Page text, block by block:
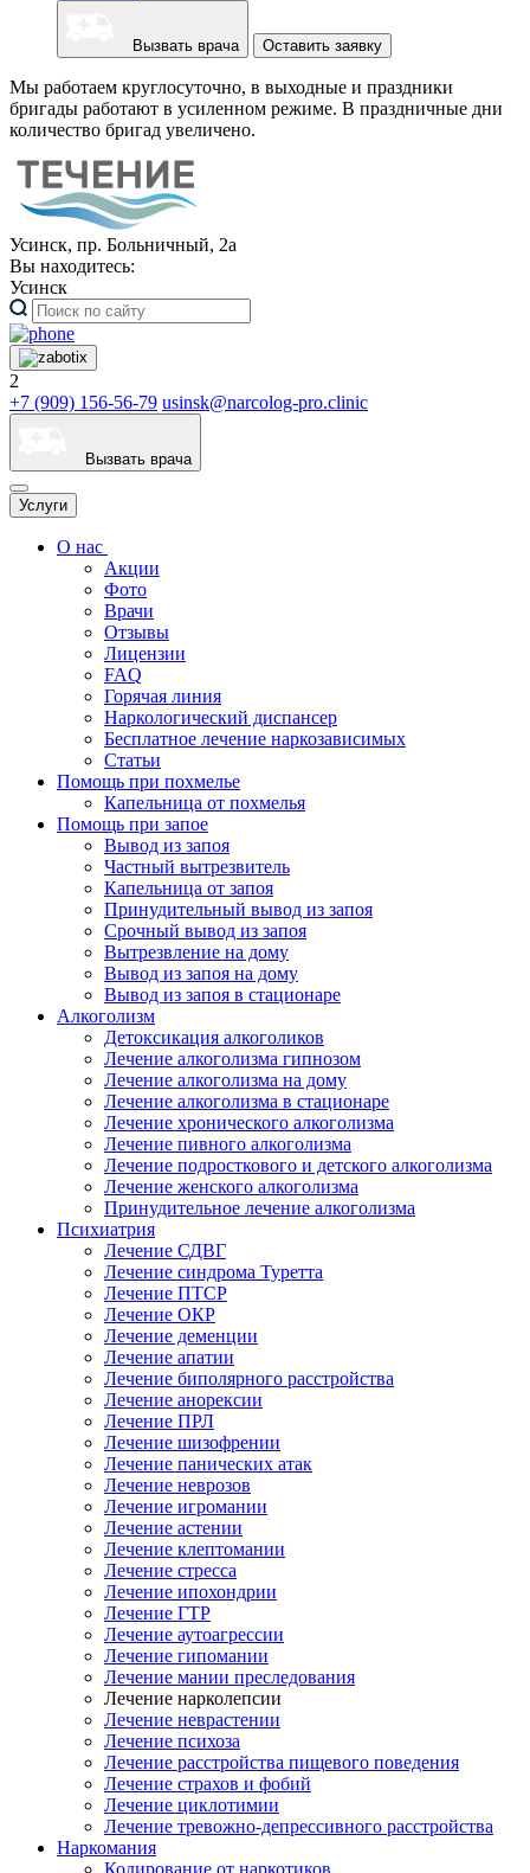
Вызвать врача Оставить заявку
Мы работаем круглосуточно, в выходные и праздники
бригады работают в усиленном режиме. В праздничные дни
количество бригад увеличено.
Усинск, пр. Больничный, 2а
Вы находитесь:
Усинск
2
+7 (909) 156-56-79 usinsk@narcolog-pro.clinic
Вызвать врача
Услуги
О нас
Акции
Фото
Врачи
Отзывы
Лицензии
FAQ
Горячая линия
Наркологический диспансер
Бесплатное лечение наркозависимых
Статьи
Помощь при похмелье
Капельница от похмелья
Помощь при запое
Вывод из запоя
Частный вытрезвитель
Капельница от запоя
Принудительный вывод из запоя
Срочный вывод из запоя
Вытрезвление на дому
Вывод из запоя на дому
Вывод из запоя в стационаре
Алкоголизм
Детоксикация алкоголиков
Лечение алкоголизма гипнозом
Лечение алкоголизма на дому
Лечение алкоголизма в стационаре
Лечение хронического алкоголизма
Лечение пивного алкоголизма
Лечение подросткового и детского алкоголизма
Лечение женского алкоголизма
Принудительное лечение алкоголизма
Психиатрия
Лечение СДВГ
Лечение синдрома Туретта
Лечение ПТСР
Лечение ОКР
Лечение деменции
Лечение апатии
Лечение биполярного расстройства
Лечение анорексии
Лечение ПРЛ
Лечение шизофрении
Лечение панических атак
Лечение неврозов
Лечение игромании
Лечение астении
Лечение клептомании
Лечение стресса
Лечение ипохондрии
Лечение ГТР
Лечение аутоагрессии
Лечение гипомании
Лечение мании преследования
Лечение нарколепсии
Лечение неврастении
Лечение психоза
Лечение расстройства пищевого поведения
Лечение страхов и фобий
Лечение циклотимии
Лечение тревожно-депрессивного расстройства
Наркомания
Кодирование от наркотиков